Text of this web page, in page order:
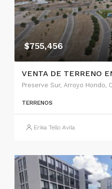
$755,456
TERRENOS
Erika Tello Avila